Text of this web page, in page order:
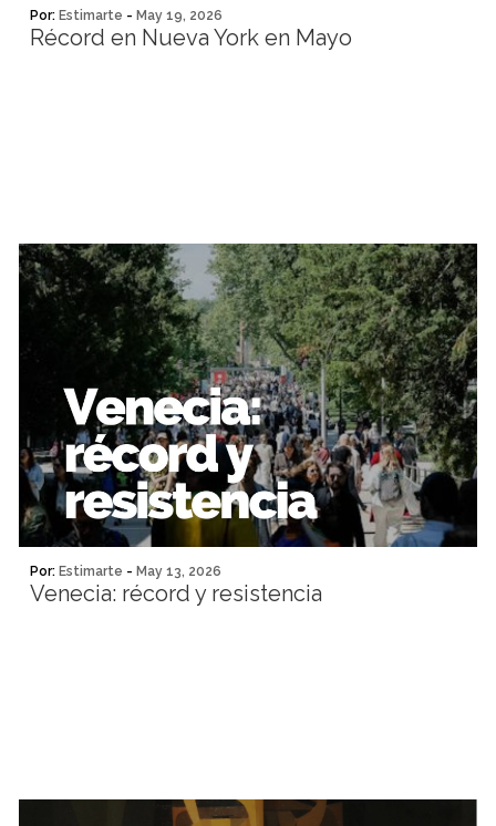
Por: Estimarte - May 19, 2026
Récord en Nueva York en Mayo
Por: Estimarte - May 13, 2026
Venecia: récord y resistencia